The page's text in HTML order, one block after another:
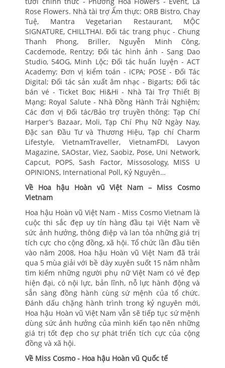
Rose Flowers. Nhà tài trợ Ẩm thực: ORB Bistro, Chay
Tuệ, Mantra Vegetarian Restaurant, MỘC
SIGNATURE, CHILLTHAI. Đối tác trang phục - Chung
Thanh Phong, Briller, Nguyễn Minh Công,
Cacdemode, Rentzy; Đối tác hình ảnh - Sang Dao
Studio, 54OG, Minh Lộc; Đối tác huấn luyện - ACT
Academy; Đơn vị kiểm toán - iCPA; POSE - Đối Tác
Digital; Đối tác sản xuất âm nhạc - Bigarts; Đối tác
bán vé - Ticket Box; Hi&Hi - Nhà Tài Trợ Thiết Bị
Mạng; Royal Salute - Nhà Đồng Hành Trải Nghiệm;
Các đơn vị Đối tác/Bảo trợ truyền thông: Tạp Chí
Harper’s Bazaar, Moli, Tạp Chí Phụ Nữ Ngày Nay,
Đặc san Đầu Tư và Thương Hiệu, Tạp chí Charm
Lifestyle, VietnamTraveller, VietnamFDI, Lavyon
Magazine, SAOstar, Viez, Saobiz, Pose, Uni Network,
Capcut, POPS, Sash Factor, Missosology, MISS U
OPINIONS, International Poll, Kỷ Nguyên…
Về Hoa hậu Hoàn vũ Việt Nam – Miss Cosmo
Vietnam
Hoa hậu Hoàn vũ Việt Nam - Miss Cosmo Vietnam là
cuộc thi sắc đẹp uy tín hàng đầu tại Việt Nam về
sức ảnh hưởng, thông điệp và lan tỏa những giá trị
tích cực cho cộng đồng, xã hội. Tổ chức lần đầu tiên
vào năm 2008, Hoa hậu Hoàn vũ Việt Nam đã trải
qua 5 mùa giải với bề dày xuyên suốt 15 năm nhằm
tìm kiếm những người phụ nữ Việt Nam có vẻ đẹp
hiện đại, có nội lực, bản lĩnh, nỗ lực hành động và
sẵn sàng đồng hành cùng sứ mệnh của tổ chức.
Đánh dấu chặng hành trình trong kỷ nguyên mới,
Hoa hậu Hoàn vũ Việt Nam vẫn sẽ tiếp tục sứ mệnh
dùng sức ảnh hưởng của mình kiến tạo nên những
giá trị tốt đẹp cho sự phát triển tích cực của cộng
đồng và xã hội.
Về Miss Cosmo - Hoa hậu Hoàn vũ Quốc tế